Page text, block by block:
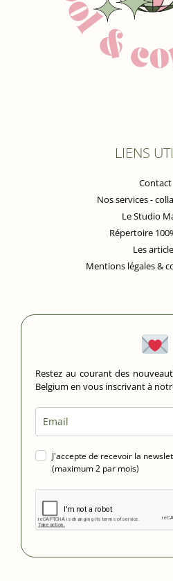
LIENS
Contact
Nos services -
Le Studio
Répertoire
Les
Mentions légales &
Restez au courant des
Belgium en vous inscrivant à
J'accepte de recevoir la
(maximum 2 par mois)